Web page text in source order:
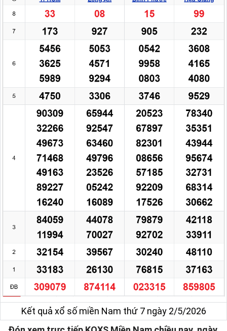
Kết quả xổ số miền Nam thứ 7 ngày 2/5/2026